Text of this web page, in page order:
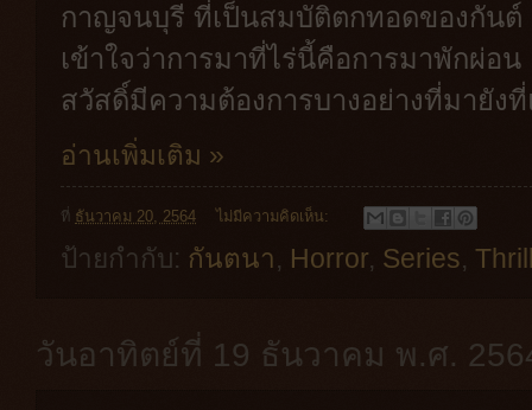
กาญจนบุรี ที่เป็นสมบัติตกทอดของกัน
เข้าใจว่าการมาที่ไร่นี้คือการมาพักผ่อ
สวัสดิ์มีความต้องการบางอย่างที่มายัง
อ่านเพิ่มเติม »
ที่ ธันวาคม 20, 2564 ไม่มีความคิดเห็น:
ป้ายกำกับ: กันตนา, Horror, Series,
วันอาทิตย์ที่ 19 ธันวาคม พ.ศ.